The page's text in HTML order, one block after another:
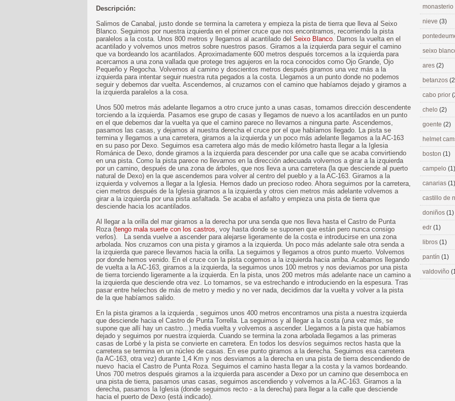
Descripción:
Salimos de Canabal, justo donde se termina la carretera y empieza la pista de tierra que lleva al Seixo
Blanco. Seguimos por nuestra izquierda en el primer cruce que nos encontramos, recorriendo la pista
paralelos a la costa. Unos 800 metros y llegamos al acantilado del Seixo Blanco. Damos la vuelta en el
acantilado y volvemos unos metros sobre nuestros pasos. Giramos a la izquierda para seguir el camino
que va bordeando los acantilados. Aproximadamente 600 metros después torcemos a la izquierda para
acercarnos a una zona vallada que protege tres agujeros en la roca conocidos como Ojo Grande, Ojo
Pequeño y Regocha. Volvemos al camino y doscientos metros después giramos una vez más a la
izquierda para intentar seguir nuestra ruta pegados a la costa. Llegamos a un punto donde no podemos
seguir y debemos dar vuelta. Ascendemos, al cruzarnos con el camino que habíamos dejado y giramos a
la izquierda paralelos a la cosa.
Unos 500 metros más adelante llegamos a otro cruce junto a unas casas, tomamos dirección descendente
torciendo a la izquierda. Pasamos ese grupo de casas y llegamos de nuevo a los acantilados en un punto
en el que debemos dar la vuelta ya que el camino parece no llevarnos a ninguna parte. Ascendemos,
pasamos las casas, y dejamos al nuestra derecha el cruce por el que habíamos llegado. La pista se
termina y llegamos a una carretera, giramos a la izquierda y un poco más adelante llegamos a la AC-163
en su paso por Dexo. Seguimos esa carretera algo más de medio kilómetro hasta llegar a la Iglesia
Románica de Dexo, donde giramos a la izquierda para descender por una calle que se acaba convirtiendo
en una pista. Como la pista parece no llevarnos en la dirección adecuada volvemos a girar a la izquierda
por un camino, después de una zona de árboles, que nos lleva a una carretera (la que desciende al puerto
natural de Dexo) en la que ascendemos para volver al centro del pueblo y a la AC-163. Giramos a la
izquierda y volvemos a llegar a la Iglesia. Hemos dado un precioso rodeo. Ahora seguimos por la carretera,
cien metros después de la Iglesia giramos a la izquierda y otros cien metros más adelante volvemos a
girar a la izquierda por una pista asfaltada. Se acaba el asfalto y empieza una pista de tierra que
desciende hacia los acantilados.
Al llegar a la orilla del mar giramos a la derecha por una senda que nos lleva hasta el Castro de Punta
Roza (tengo mala suerte con los castros, voy hasta donde se suponen que están pero nunca consigo
verlos). La senda vuelve a ascender para alejarse ligeramente de la costa e introducirse en una zona
arbolada. Nos cruzamos con una pista y giramos a la izquierda. Un poco más adelante sale otra senda a
la izquierda que parece llevarnos hacia la orilla. La seguimos y llegamos a otros punto muerto. Volvemos
por donde hemos venido. En el cruce con la pista cogemos a la izquierda hacia arriba. Acabamos llegando
de vuelta a la AC-163, giramos a la izquierda, la seguimos unos 100 metros y nos deviamos por una pista
de tierra torciendo ligeramente a la izquierda. En la pista, unos 200 metros más adelante nace un camino a
la izquierda que desciende otra vez. Lo tomamos, se va estrechando e introduciendo en la espesura. Tras
pasar entre helechos de más de metro y medio y no ver nada, decidimos dar la vuelta y volver a la pista
de la que habíamos salido.
En la pista giramos a la izquierda , seguimos unos 400 metros encontramos una pista a nuestra izquierda
que desciende hacia el Castro de Punta Torrella. La seguimos y al llegar a la costa (una vez más, se
supone que allí hay un castro...) media vuelta y volvemos a ascender. Llegamos a la pista que habíamos
dejado y seguimos por nuestra izquierda. Cuando se termina la zona arbolada llegamos a las primeras
casas de Lorbé y la pista se convierte en carretera. En todos los desvíos seguimos rectos hasta que la
carretera se termina en un núcleo de casas. En ese punto giramos a la derecha. Seguimos esa carretera
(la AC-163, otra vez) durante 1,4 Km y nos desviamos a la derecha en una pista de tierra descendiendo de
nuevo hacia el Castro de Punta Roza. Seguimos el camino hasta llegar a la costa y la vamos bordeando.
Unos 700 metros después giramos a la izquierda para ascender a Dexo por un camino que desemboca en
una pista de tierra, pasamos unas casas, seguimos ascendiendo y volvemos a la AC-163. Giramos a la
derecha, pasamos la Iglesia (donde seguimos recto - a la derecha) para llegar a la calle que desciende
hacia el puerto de Dexo (está indicado).
nieve (3)
seixo
ares (2)
betanzos
cabo prior
chelo (2)
goente (2)
helmet
boston (1)
campelo (1)
canarias (1)
castillo de
doniños (1)
edr (1)
libros (1)
pantín (1)
valdoviño